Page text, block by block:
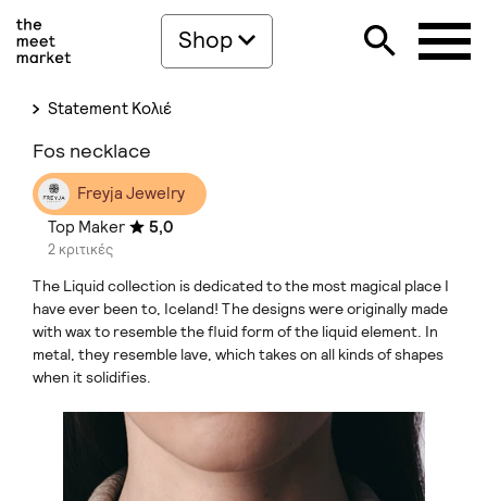
Shop
Statement Κολιέ
Fos necklace
Freyja Jewelry
Top Maker
5,0
2 κριτικές
The Liquid collection is dedicated to the most magical place I
have ever been to, Iceland! The designs were originally made
with wax to resemble the fluid form of the liquid element. In
metal, they resemble lave, which takes on all kinds of shapes
when it solidifies.